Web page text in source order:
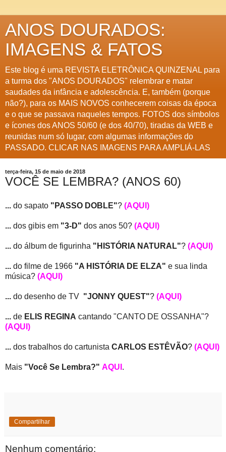
ANOS DOURADOS:
IMAGENS & FATOS
Este blog é uma REVISTA ELETRÔNICA QUINZENAL para
a turma dos "ANOS DOURADOS" relembrar e matar
saudades da infância e adolescência. E, também (porque
não?), para os MAIS NOVOS conhecerem coisas da época
e o que se passava naqueles tempos. FOTOS dos símbolos
e ícones dos ANOS 50/60 (e dos 40/70), tiradas da WEB e
reunidas num só lugar, com algumas informações do
PASSADO. CLICAR NAS IMAGENS PARA AMPLIÁ-LAS
terça-feira, 15 de maio de 2018
VOCÊ SE LEMBRA? (ANOS 60)
... do sapato "PASSO DOBLE"? (AQUI)
... dos gibis em "3-D" dos anos 50? (AQUI)
... do álbum de figurinha "HISTÓRIA NATURAL"? (AQUI)
... do filme de 1966 "A HISTÓRIA DE ELZA" e sua linda
música? (AQUI)
... do desenho de TV "JONNY QUEST"? (AQUI)
... de ELIS REGINA cantando "CANTO DE OSSANHA"?
(AQUI)
... dos trabalhos do cartunista CARLOS ESTÊVÃO? (AQUI)
Mais "Você Se Lembra?" AQUI .
Compartilhar
Nenhum comentário: